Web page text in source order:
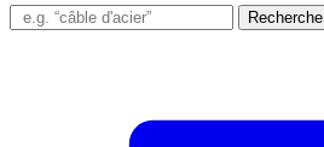
Recherche